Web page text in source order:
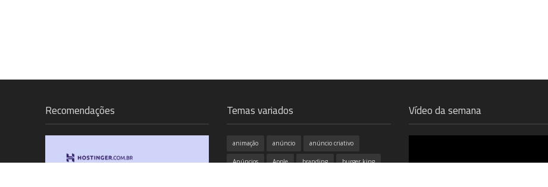
Recomendações Temas variados
animação anúncio anúncio criativo
Anúncios Apple branding burger king
Vídeo da semana